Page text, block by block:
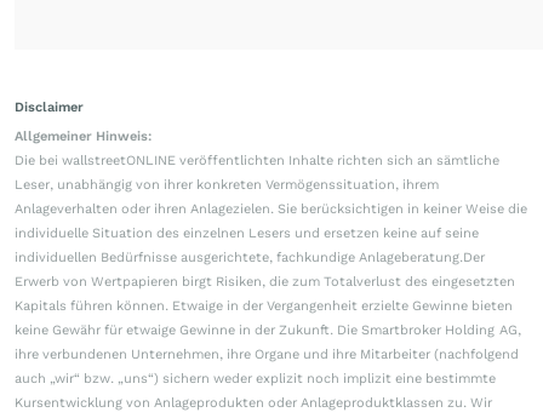
Disclaimer
Allgemeiner Hinweis:
Die bei wallstreetONLINE veröffentlichten Inhalte richten sich an sämtliche
Leser, unabhängig von ihrer konkreten Vermögenssituation, ihrem
Anlageverhalten oder ihren Anlagezielen. Sie berücksichtigen in keiner Weise die
individuelle Situation des einzelnen Lesers und ersetzen keine auf seine
individuellen Bedürfnisse ausgerichtete, fachkundige Anlageberatung.Der
Erwerb von Wertpapieren birgt Risiken, die zum Totalverlust des eingesetzten
Kapitals führen können. Etwaige in der Vergangenheit erzielte Gewinne bieten
keine Gewähr für etwaige Gewinne in der Zukunft. Die Smartbroker Holding AG,
ihre verbundenen Unternehmen, ihre Organe und ihre Mitarbeiter (nachfolgend
auch „wir“ bzw. „uns“) sichern weder explizit noch implizit eine bestimmte
Kursentwicklung von Anlageprodukten oder Anlageproduktklassen zu. Wir